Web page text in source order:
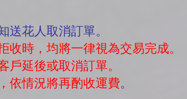
花人取消訂單。
時，均將一律視為交易完成。
延後或取消訂單。
依情況將再酌收運費。